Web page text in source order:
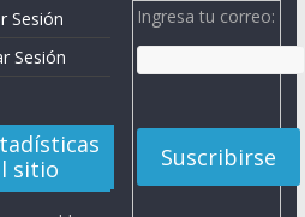
Sesión
Sesión
sitio
Ingresa tu correo: